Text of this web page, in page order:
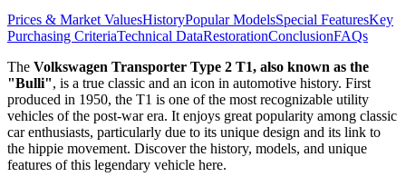
Prices & Market ValuesHistoryPopular ModelsSpecial FeaturesKey
Purchasing CriteriaTechnical DataRestorationConclusionFAQs
The Volkswagen Transporter Type 2 T1, also known as the
"Bulli", is a true classic and an icon in automotive history. First
produced in 1950, the T1 is one of the most recognizable utility
vehicles of the post-war era. It enjoys great popularity among classic
car enthusiasts, particularly due to its unique design and its link to
the hippie movement. Discover the history, models, and unique
features of this legendary vehicle here.